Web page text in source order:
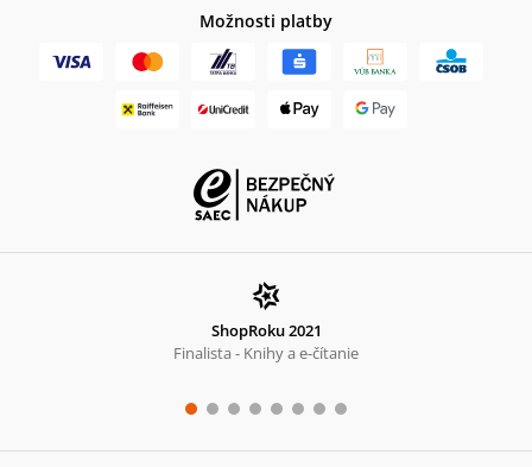
Možnosti platby
ShopRoku 2021
Finalista - Knihy a e-čítanie